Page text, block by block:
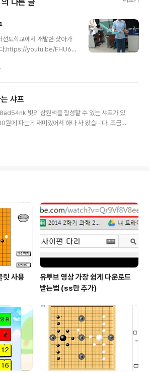
의 다른 글
도학교에서 개발한 찾아가
다.https://youtu.be/FHU63
샤프
빛의 삼원색을 합성할 수 있는 샤프가 있
원에 파는데 재미있어서 하나 사 봤습니다. 조금만
bear light 샤프 수입원 : 크리스탈 팬시
릿 사용
유투브 영상 가장 쉽게 다운로드
받는법 (ss만 추가)